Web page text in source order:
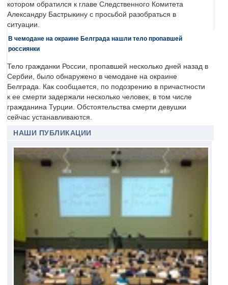
котором обратился к главе Следственного Комитета
Александру Бастрыкину с просьбой разобраться в
ситуации.
В чемодане на окраине Белграда нашли тело пропавшей
россиянки
Тело гражданки России, пропавшей несколько дней назад в
Сербии, было обнаружено в чемодане на окраине
Белграда. Как сообщается, по подозрению в причастности
к ее смерти задержали несколько человек, в том числе
гражданина Турции. Обстоятельства смерти девушки
сейчас устанавливаются.
НАШИ ПУБЛИКАЦИИ